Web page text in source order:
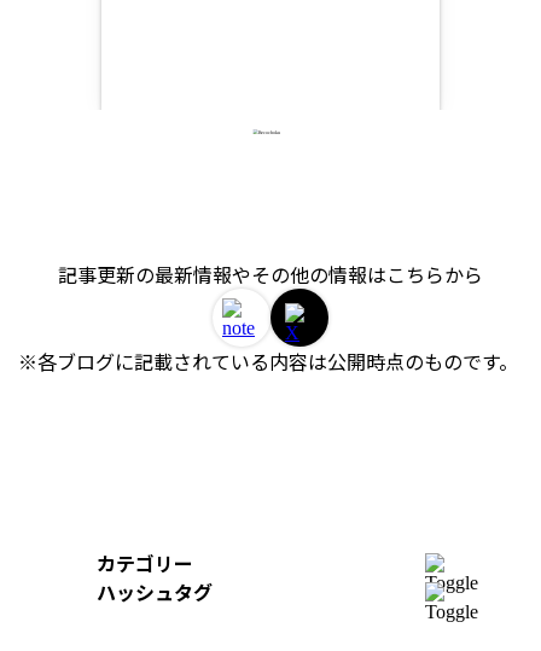
記事更新の最新情報やその他の情報はこちらから
※各ブログに記載されている内容は公開時点のものです。
カテゴリー
開発
ハッシュタグ